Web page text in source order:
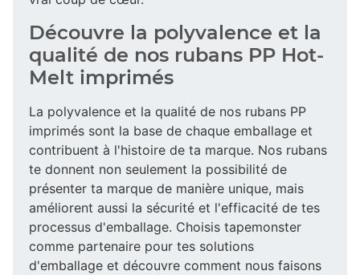
Découvre la polyvalence et la
qualité de nos rubans PP Hot-
Melt imprimés
La polyvalence et la qualité de nos rubans PP
imprimés sont la base de chaque emballage et
contribuent à l'histoire de ta marque. Nos rubans
te donnent non seulement la possibilité de
présenter ta marque de manière unique, mais
améliorent aussi la sécurité et l'efficacité de tes
processus d'emballage. Choisis tapemonster
comme partenaire pour tes solutions
d'emballage et découvre comment nous faisons